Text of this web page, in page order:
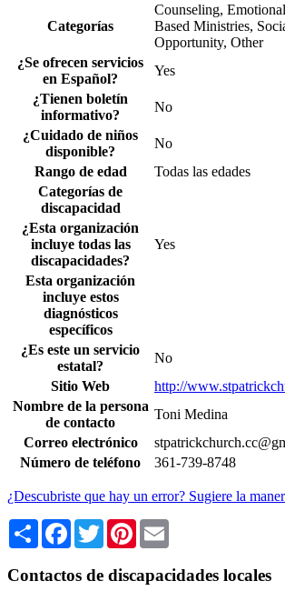
Categorías
Counseling,
Based Ministries,
Opportunity, Other
¿Se ofrecen servicios
en Español?
Yes
¿Tienen boletín
informativo?
No
¿Cuidado de niños
disponible?
No
Rango de edad
Todas las edades
Categorías de
discapacidad
¿Esta organización
incluye todas las
discapacidades?
Yes
Esta organización
incluye estos
diagnósticos
específicos
¿Es este un servicio
estatal?
No
Sitio Web
http://
Nombre de la persona
de contacto
Toni Medina
Correo electrónico
Número de teléfono
361-739-8748
¿Descubriste que hay un error? Sugiere la
Share Facebook
TwitterPinterest
Contactos de discapacidades locales